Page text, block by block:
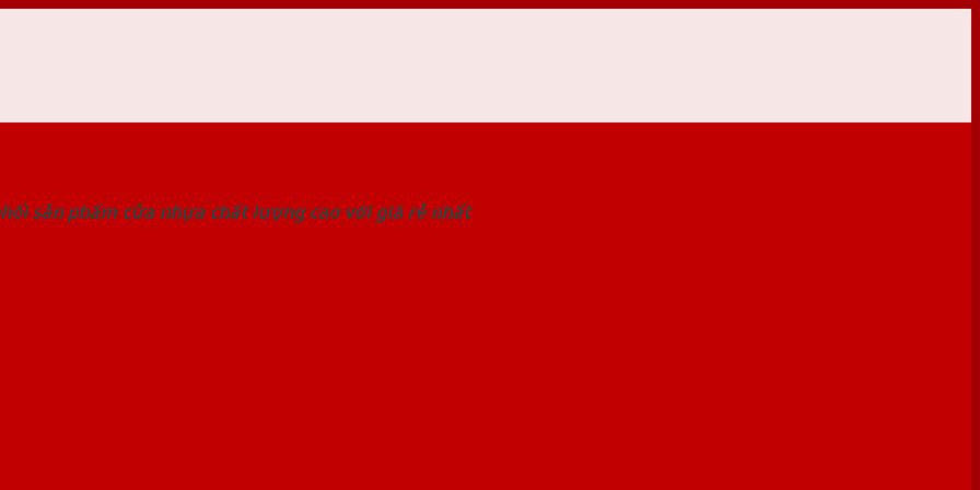
sản phẩm cửa nhựa chất lượng cao với giá rẻ nhất